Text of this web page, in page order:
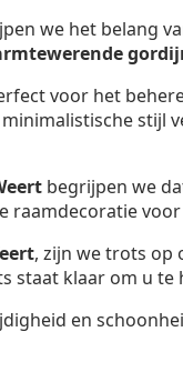
we het belang
voor het
stijl
begrijpen we
raamdecoratie
, zijn we trots op
staat klaar om u
en